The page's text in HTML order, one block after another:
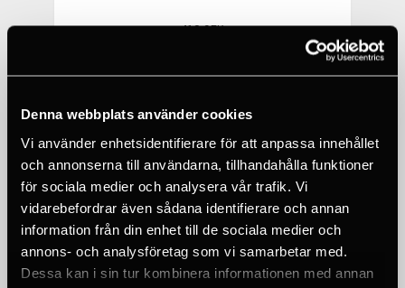
Denna webbplats använder cookies
Vi använder enhetsidentifierare för att anpassa innehållet
och annonserna till användarna, tillhandahålla funktioner
för sociala medier och analysera vår trafik. Vi
vidarebefordrar även sådana identifierare och annan
information från din enhet till de sociala medier och
annons- och analysföretag som vi samarbetar med.
Dessa kan i sin tur kombinera informationen med annan